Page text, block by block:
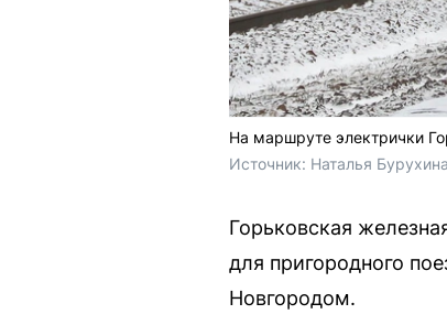
На маршруте электрички
Источник: Наталья
Горьковская
для пригородного
Новгородом.